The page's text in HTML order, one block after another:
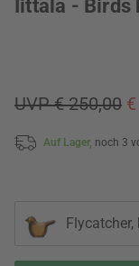
Iittala - Birds
UVP € 250,00
Auf Lager, noch 3